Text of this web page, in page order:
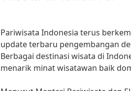
Pariwisata Indonesia terus
update terbaru pengembangan
Berbagai destinasi wisata di
menarik minat wisatawan baik